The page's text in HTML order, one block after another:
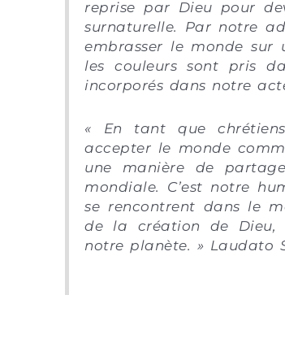
reprise par Dieu pour
surnaturelle. Par notre
embrasser le monde sur
les couleurs sont pris
incorporés dans notre
« En tant que
accepter le monde
une manière de
mondiale. C’est notre
se rencontrent dans le
de la création de Dieu,
notre planète. » Laudato